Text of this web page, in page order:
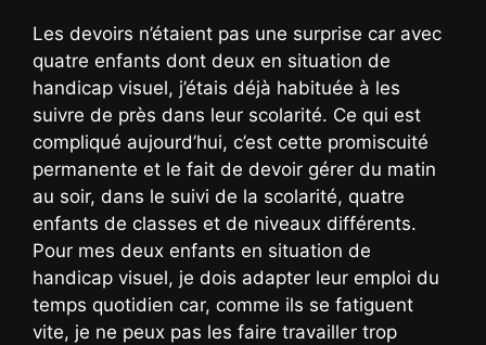
Les devoirs n’étaient pas une surprise car avec
quatre enfants dont deux en situation de
handicap visuel, j’étais déjà habituée à les
suivre de près dans leur scolarité. Ce qui est
compliqué aujourd’hui, c’est cette promiscuité
permanente et le fait de devoir gérer du matin
au soir, dans le suivi de la scolarité, quatre
enfants de classes et de niveaux différents.
Pour mes deux enfants en situation de
handicap visuel, je dois adapter leur emploi du
temps quotidien car, comme ils se fatiguent
vite, je ne peux pas les faire travailler trop